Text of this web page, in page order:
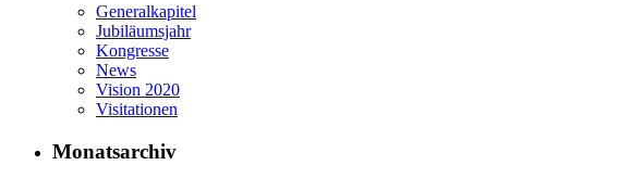
Generalkapitel
Jubiläumsjahr
Kongresse
News
Vision 2020
Visitationen
Monatsarchiv